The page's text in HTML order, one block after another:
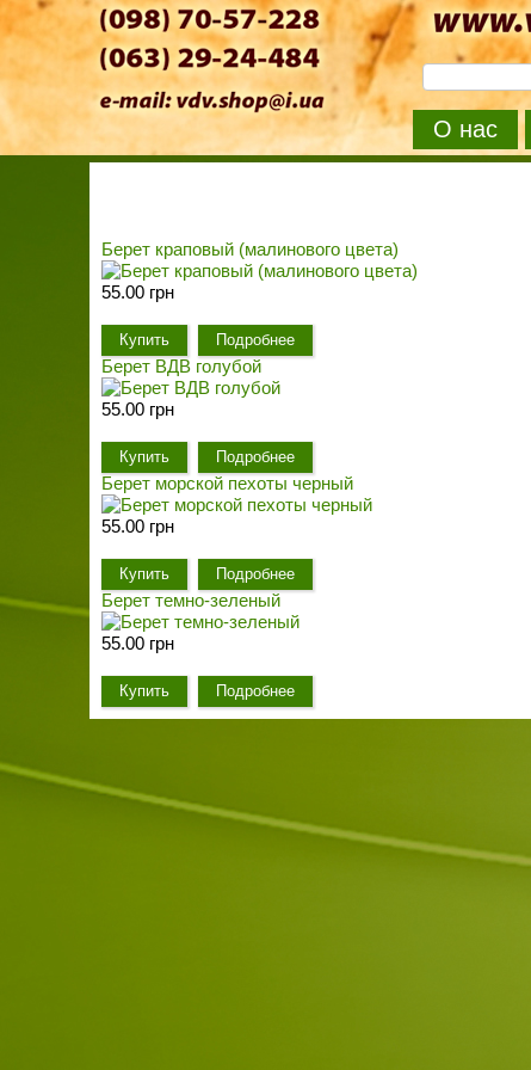
О нас
Берет краповый (малинового цвета)
55.00 грн
Купить Подробнее
Берет ВДВ голубой
55.00 грн
Купить Подробнее
Берет морской пехоты черный
55.00 грн
Купить Подробнее
Берет темно-зеленый
55.00 грн
Купить Подробнее